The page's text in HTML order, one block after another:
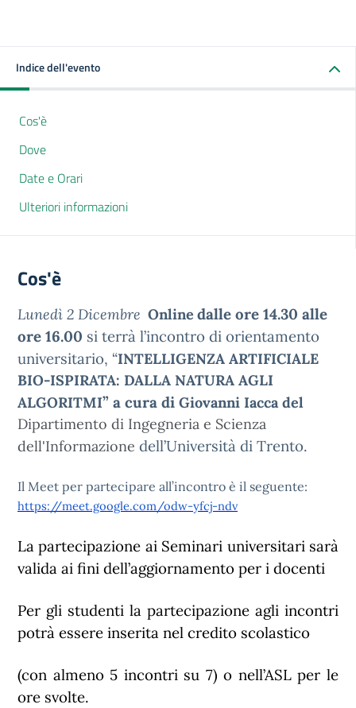
Indice dell'evento
Cos'è
Dove
Date e Orari
Ulteriori informazioni
Cos'è
Lunedì 2 Dicembre Online dalle ore 14.30 alle
ore 16.00 si terrà l’incontro di orientamento
universitario, “INTELLIGENZA ARTIFICIALE
BIO-ISPIRATA: DALLA NATURA AGLI
ALGORITMI” a cura di Giovanni Iacca del
Dipartimento di Ingegneria e Scienza
dell'Informazione dell’Università di Trento.
Il Meet per partecipare all’incontro è il seguente:
https://meet.google.com/odw-yfcj-ndv
La partecipazione ai Seminari universitari sarà
valida ai fini dell’aggiornamento per i docenti
Per gli studenti la partecipazione agli incontri
potrà essere inserita nel credito scolastico
(con almeno 5 incontri su 7) o nell’ASL per le
ore svolte.